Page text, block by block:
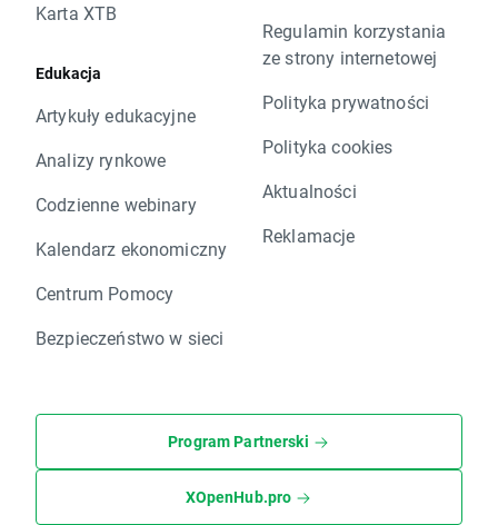
Karta XTB
Edukacja
Artykuły edukacyjne
Analizy rynkowe
Codzienne webinary
Kalendarz ekonomiczny
Centrum Pomocy
Bezpieczeństwo w sieci
Regulamin korzystania
ze strony internetowej
Polityka prywatności
Polityka cookies
Aktualności
Reklamacje
Program Partnerski
XOpenHub.pro